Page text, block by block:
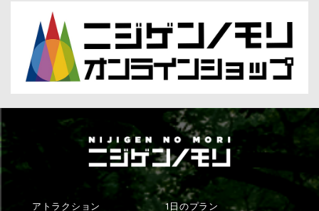
アトラクション 1日のプラン